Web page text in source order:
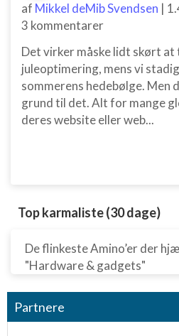
af Mikkel deMib Svendsen |
3 kommentarer
Det virker måske lidt skørt at
juleoptimering, mens vi
sommerens hedebølge. Men
grund til det. Alt for mange
deres website eller web...
Top karmaliste (30 dage)
De flinkeste Amino’er der
"Hardware & gadgets"
Partnere